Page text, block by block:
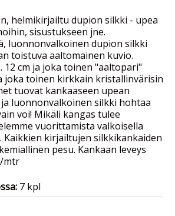
helmikirjailtu dupion silkki - upea
sisustukseen jne.
luonnonvalkoinen dupion silkki
toistuva aaltomainen kuvio.
12 cm ja joka toinen "aaltopari"
joka toinen kirkkain kristallinvärisin
tuovat kankaaseen upean
luonnonvalkoinen silkki hohtaa
voi! Mikäli kangas tulee
vuorittamista valkoisella
Kaikkien kirjailtujen silkkikankaiden
pesu. Kankaan leveys
mtr
7 kpl